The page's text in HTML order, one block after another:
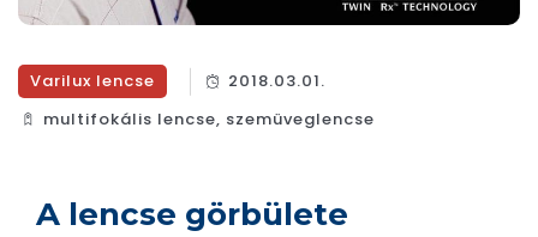
Varilux lencse
2018.03.01.
multifokális lencse, szemüveglencse
A lencse görbülete